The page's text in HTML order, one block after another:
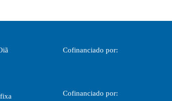
Cofinanciado por:
Cofinanciado por: